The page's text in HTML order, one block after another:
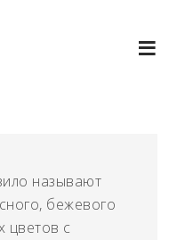
называют
бежевого
цветов с